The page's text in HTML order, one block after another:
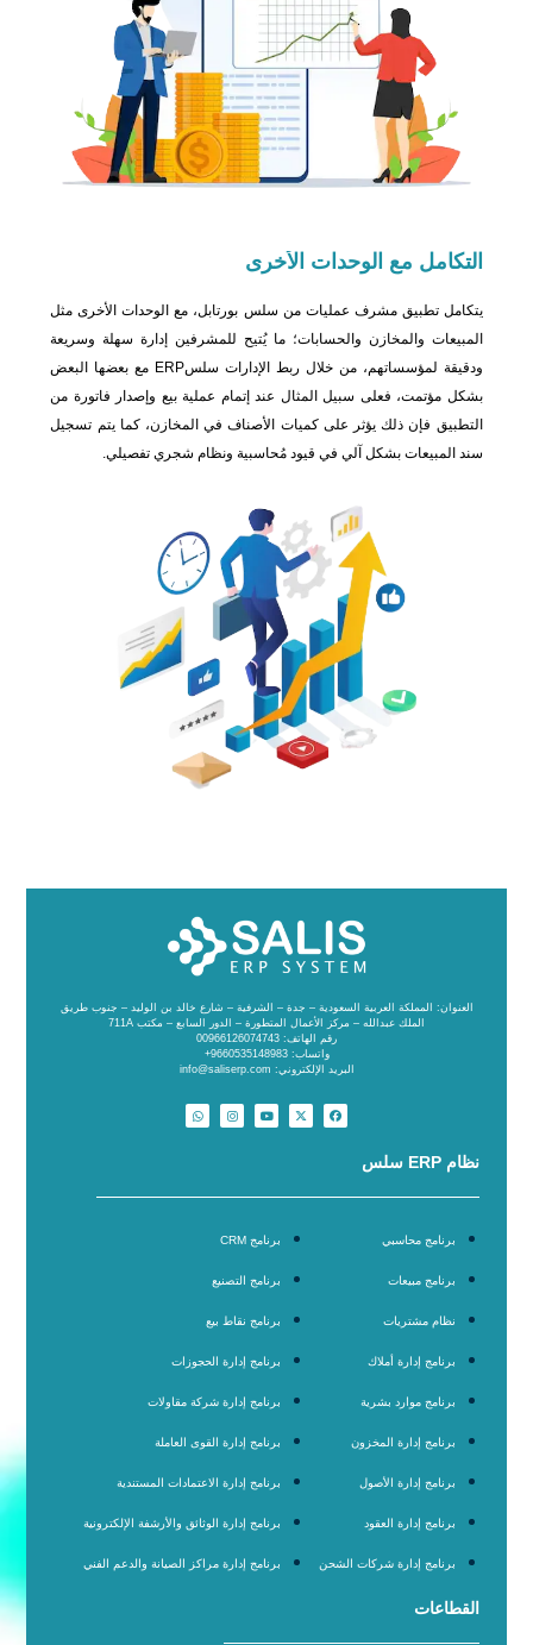
التكامل مع الوحدات الأخرى
يتكامل تطبيق مشرف عمليات من سلس بورتابل، مع الوحدات الأخرى مثل
المبيعات والمخازن والحسابات؛ ما يُتيح للمشرفين إدارة سهلة وسريعة
ودقيقة لمؤسساتهم، من خلال ربط الإدارات سلسERP مع بعضها البعض
بشكل مؤتمت، فعلى سبيل المثال عند إتمام عملية بيع وإصدار فاتورة من
التطبيق فإن ذلك يؤثر على كميات الأصناف في المخازن، كما يتم تسجيل
سند المبيعات بشكل آلي في قيود مُحاسبية ونظام شجري تفصيلي.
العنوان: المملكة العربية السعودية – جدة – الشرفية – شارع خالد بن الوليد – جنوب طريق
الملك عبدالله – مركز الأعمال المتطورة – الدور السابع – مكتب 711A
رقم الهاتف: 00966126074743
واتساب: 9660535148983+
البريد الإلكتروني: info@saliserp.com
نظام ERP سلس
برنامج محاسبي
برنامج مبيعات
نظام مشتريات
برنامج إدارة أملاك
برنامج موارد بشرية
برنامج إدارة المخزون
برنامج إدارة الأصول
برنامج إدارة العقود
برنامج إدارة شركات الشحن
برنامج CRM
برنامج التصنيع
برنامج نقاط بيع
برنامج إدارة الحجوزات
برنامج إدارة شركة مقاولات
برنامج إدارة القوى العاملة
برنامج إدارة الاعتمادات المستندية
برنامج إدارة الوثائق والأرشفة الإلكترونية
برنامج إدارة مراكز الصيانة والدعم الفني
القطاعات